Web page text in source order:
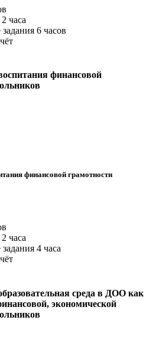
2 часа
6 часов
финансовой
финансовой грамотности
2 часа
4 часа
среда в ДОО как
экономической